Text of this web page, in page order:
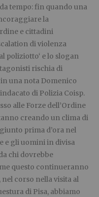
tempo: fin quando una
la
e cittadini
di violenza
poliziotto‘ e lo slogan
rischia di
una nota Domenico
di Polizia Coisp.
alle Forze dell’Ordine
creando un clima di
prima d’ora nel
e gli uomini in divisa
chi dovrebbe
questo continueranno
corso nella visita al
di Pisa, abbiamo